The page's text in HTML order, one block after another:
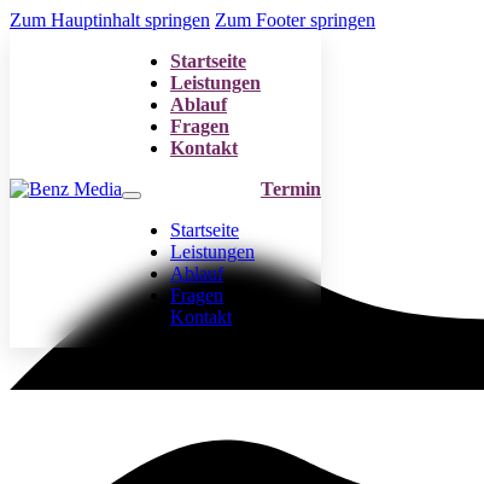
Zum Hauptinhalt springen Zum Footer springen
Startseite
Leistungen
Ablauf
Fragen
Kontakt
Startseite
Leistungen
Ablauf
Fragen
Kontakt
Termin